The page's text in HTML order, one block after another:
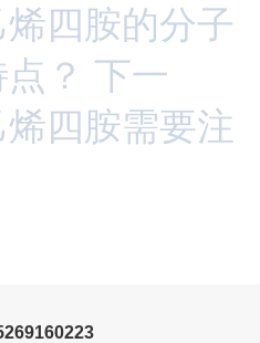
烯四胺的分子
？ 下一
四胺需要注